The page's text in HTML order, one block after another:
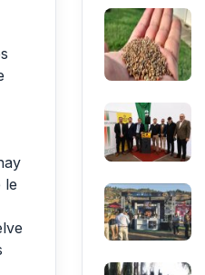
le